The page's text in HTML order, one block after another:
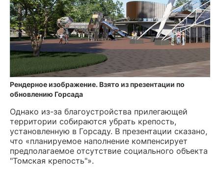
Рендерное изображение. Взято из презентации по
обновлению Горсада
Однако из-за благоустройства прилегающей
территории собираются убрать крепость,
установленную в Горсаду. В презентации сказано,
что «планируемое наполнение компенсирует
предполагаемое отсутствие социального объекта
"Томская крепость"».